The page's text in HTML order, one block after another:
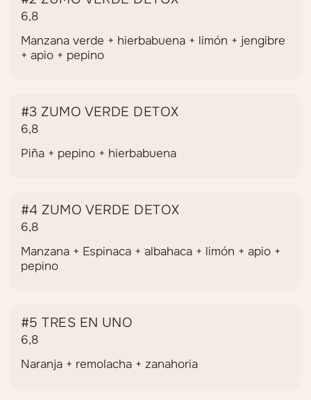
6,8
Manzana verde + hierbabuena + limón + jengibre
+ apio + pepino
#3 ZUMO VERDE DETOX
6,8
Piña + pepino + hierbabuena
#4 ZUMO VERDE DETOX
6,8
Manzana + Espinaca + albahaca + limón + apio +
pepino
#5 TRES EN UNO
6,8
Naranja + remolacha + zanahoria